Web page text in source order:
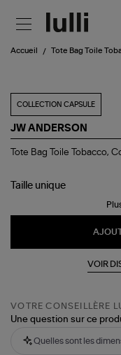
Accueil Tote Bag Toile
COLLECTION CAPSULE
JW ANDERSON
Tote
Tobacco,
Tote Bag Toile Tobacco,
Taille unique
VOIR
VOTRE CONSEILLÈRE
Une question sur ce
Quelles sont les